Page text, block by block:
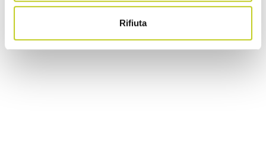
Rifiuta